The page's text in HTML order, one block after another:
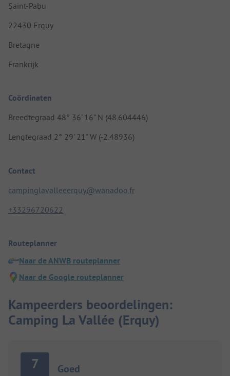
Saint-Pabu
22430 Erquy
Bretagne
Frankrijk
Coördinaten
Breedtegraad 48° 36' 16" N (48.604446)
Lengtegraad 2° 29' 21" W (-2.48936)
Contact
campinglavalleeerquy@wanadoo.fr
+33296720622
Routeplanner
Naar de ANWB routeplanner
Naar de Google routeplanner
Kampeerders beoordelingen:
Camping La Vallée (Erquy)
7 Goed